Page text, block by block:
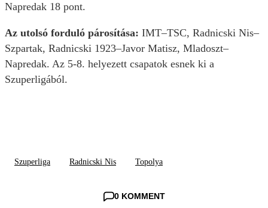
Napredak 18 pont.
Az utolsó forduló párosítása: IMT–TSC, Radnicski Nis–
Szpartak, Radnicski 1923–Javor Matisz, Mladoszt–
Napredak. Az 5-8. helyezett csapatok esnek ki a
Szuperligából.
Szuperliga Radnicski Nis Topolya
0 KOMMENT